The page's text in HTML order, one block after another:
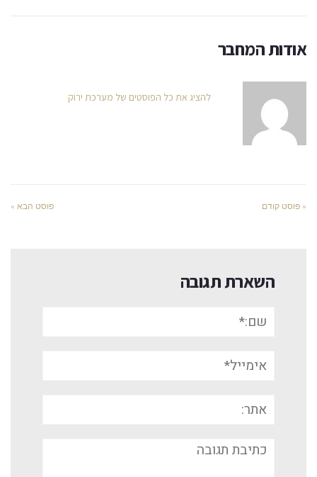
אודות המחבר
להציג את כל הפוסטים של מערכת ירוק
« פוסט קודם פוסט הבא »
השארת תגובה
אימייל*
תגובה